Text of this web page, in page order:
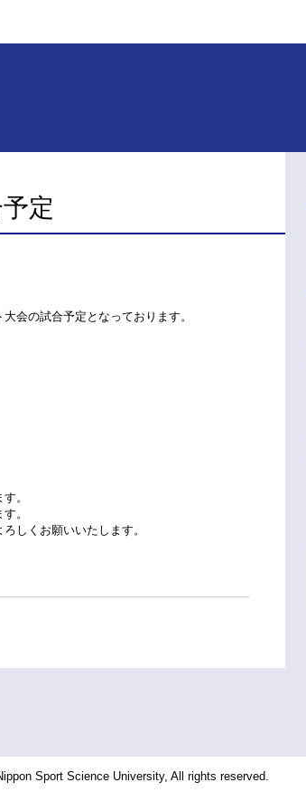
定
会の試合予定となっております。
。
。
しくお願いいたします。
Sport Science University, All rights reserved.